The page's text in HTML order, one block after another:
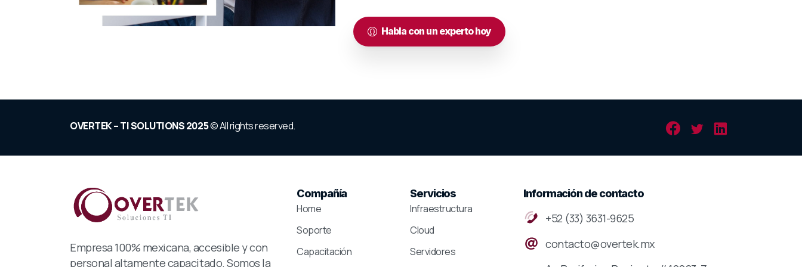
Habla con un experto hoy
OVERTEK – TI SOLUTIONS 2025© All rights reserved.
Empresa 100% mexicana, accesible y con
personal altamente capacitado. Somos la
Compañía
Home
Soporte
Capacitación
Servicios
Infraestructura
Cloud
Servidores
Informacióndecontacto
+52 (33) 3631-9625
contacto@overtek.mx